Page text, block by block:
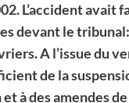
L’accident avait
devant le
A l’issue du
de la
à des amendes